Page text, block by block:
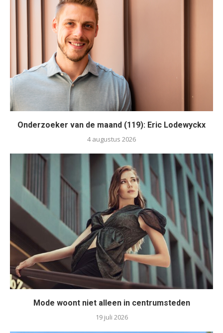
Onderzoeker van de maand (119): Eric Lodewyckx
4 augustus 2026
Mode woont niet alleen in centrumsteden
19 juli 2026